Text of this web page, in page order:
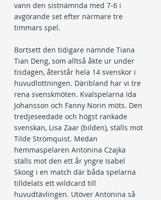
vann den sistnämnda med 7-6 i
avgörande set efter närmare tre
timmars spel.
Bortsett den tidigare nämnde Tiana
Tian Deng, som alltså åkte ur under
tisdagen, återstår hela 14 svenskor i
huvudlottningen. Däribland har vi tre
rena svenskmöten. Kvalspelarna Ida
Johansson och Fanny Norin möts. Den
tredjeseedade och högst rankade
svenskan, Lisa Zaar (bilden), ställs mot
Tilde Strömquist. Medan
hemmaspelaren Antonina Czajka
ställs mot den ett år yngre Isabel
Skoog i en match där båda spelarna
tilldelats ett wildcard till
huvudtävlingen. Utöver Antonina så